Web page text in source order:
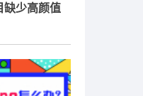
缺少高颜值